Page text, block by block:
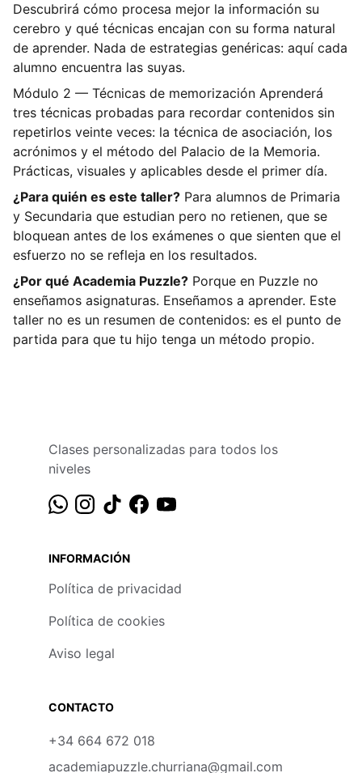
Descubrirá cómo procesa mejor la información su
cerebro y qué técnicas encajan con su forma natural
de aprender. Nada de estrategias genéricas: aquí cada
alumno encuentra las suyas.
Módulo 2 — Técnicas de memorización Aprenderá
tres técnicas probadas para recordar contenidos sin
repetirlos veinte veces: la técnica de asociación, los
acrónimos y el método del Palacio de la Memoria.
Prácticas, visuales y aplicables desde el primer día.
¿Para quién es este taller? Para alumnos de Primaria
y Secundaria que estudian pero no retienen, que se
bloquean antes de los exámenes o que sienten que el
esfuerzo no se refleja en los resultados.
¿Por qué Academia Puzzle? Porque en Puzzle no
enseñamos asignaturas. Enseñamos a aprender. Este
taller no es un resumen de contenidos: es el punto de
partida para que tu hijo tenga un método propio.
Clases personalizadas para todos los
niveles
CONTACTO
academiapuzzle.churriana@gmail.com
+34 664 672 018
INFORMACIÓN
Política de privacidad
Política de cookies
Aviso legal